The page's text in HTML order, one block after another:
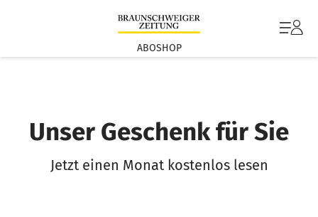
ABOSHOP
Unser Geschenk für Sie
Jetzt einen Monat kostenlos lesen